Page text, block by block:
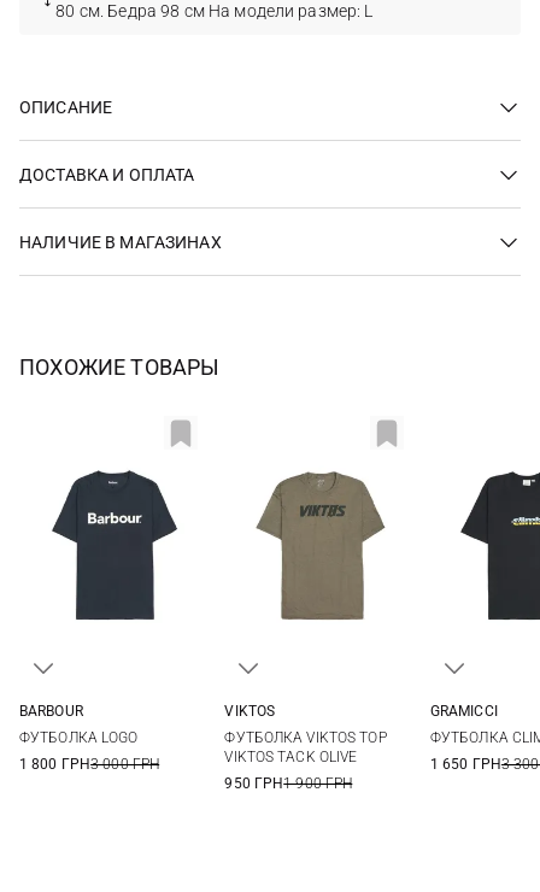
80 см. Бедра 98 см На модели размер: L
ОПИСАНИЕ
ДОСТАВКА И ОПЛАТА
НАЛИЧИЕ В МАГАЗИНАХ
ПОХОЖИЕ ТОВАРЫ
BARBOUR
ФУТБОЛКА LOGO
1 800 ГРН3 000 ГРН
3XL
VIKTOS
ФУТБОЛКА VIKTOS TOP
VIKTOS TACK OLIVE
950 ГРН1 900 ГРН
GRAMICCI
ФУТБОЛКА
1 650 ГРН3